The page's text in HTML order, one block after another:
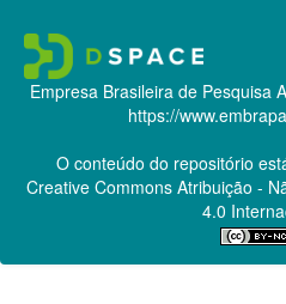
Empresa Brasileira de Pesquisa
https://
O conteúdo do repositório
Creative CommonsAtribuição -
4.0